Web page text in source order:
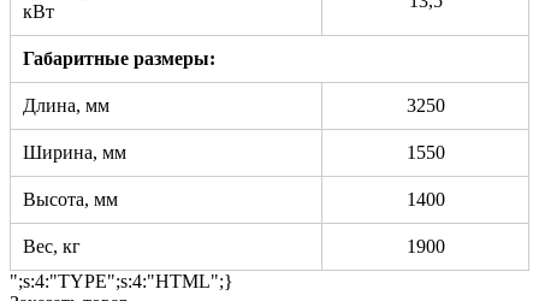
кВт
Габаритные размеры:
Длина, мм 3250
Ширина, мм 1550
Высота, мм 1400
Вес, кг
1900
";s:4:"TYPE";s:4:"HTML";}